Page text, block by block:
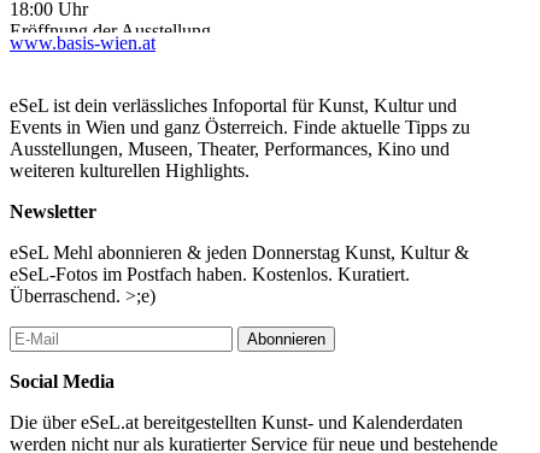
18:00 Uhr
Eröffnung der Ausstellung
MARIA COZMA & NIK GEENE
Anknüpfend an die Arbeit „tit tat“, die im vergangenen Jahr im
Rahmen des Internationalen Tags der Archive in der basis wien
gezeigt wurde, realisieren Nik Geene und Maria Cozma,
ausgehend von der Frage „What Do People Do All Day?“, ein
eigens für die diesjährige Woche der Archive entwickeltes
Konzept.
Eine neue Serie handgefertigter Dias in engem Dialog mit der
basis wien.
Die Mitarbeiter*innen der basis wien - Helene, Verena,Andrea
und Christian werden dabei in ihrem Arbeitsalltag begleitet. So
entstehen vier Tagesdokumentationen. Im Zentrum der
Aufnahmen stehen Hände: die zeigen, sortieren, ablegen und
ordnen. Zwei Kameras stehen ihnen dabei zur Seite - links &
rechts. Aus zwei Händen werden vier, werden sechzehn Hände;
www.basis-wien.at
eSeL ist dein verlässliches Infoportal für Kunst, Kultur und
Events in Wien und ganz Österreich. Finde aktuelle Tipps zu
Ausstellungen, Museen, Theater, Performances, Kino und
weiteren kulturellen Highlights.
Newsletter
eSeL Mehl abonnieren & jeden Donnerstag Kunst, Kultur &
eSeL-Fotos im Postfach haben. Kostenlos. Kuratiert.
Überraschend. >;e)
Abonnieren
Social Media
Die über eSeL.at bereitgestellten Kunst- und Kalenderdaten
werden nicht nur als kuratierter Service für neue und bestehende